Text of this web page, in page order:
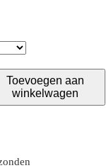
Toevoegen aan
winkelwagen